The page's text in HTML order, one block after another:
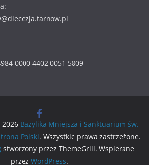
0000 4402 0051 5809
Bazylika Mniejsza i Sanktuarium św.
Polski. Wszystkie prawa zastrzeżone.
stworzony przez ThemeGrill. Wspierane
przez WordPress.